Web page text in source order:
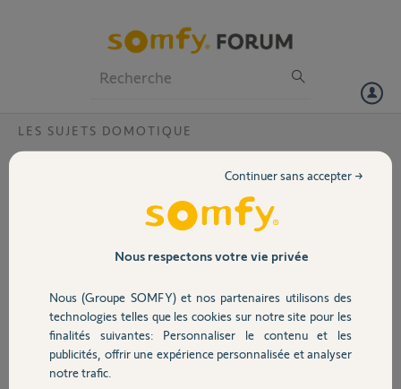
Volet
Sécurité
Domotique
LES SUJETS DOMOTIQUE
Perte de mon identifiant ?
Suite à une déménagement j ai changé mon adresse mail.
Je voulais remettre en route mon système tahoma que je n ai eu l
occasion de réutiliser depuis 2019
Je voudrais savoir comment transferer mon identifiant et mot de
Merci,
Sebastien D.
il y a presque 2 ans
Nous respectons votre vie privée
Nous (Groupe SOMFY) et nos partenaires utilisons des
technologies telles que les cookies sur notre site pour les
finalités suivantes: Personnaliser le contenu et les
publicités, offrir une expérience personnalisée et analyser
notre trafic.
Continuer sans accepter →